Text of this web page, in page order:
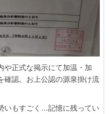
や正式な掲示にて加温・加
確認。お上公認の源泉掛け流
いもすごく…記憶に残ってい